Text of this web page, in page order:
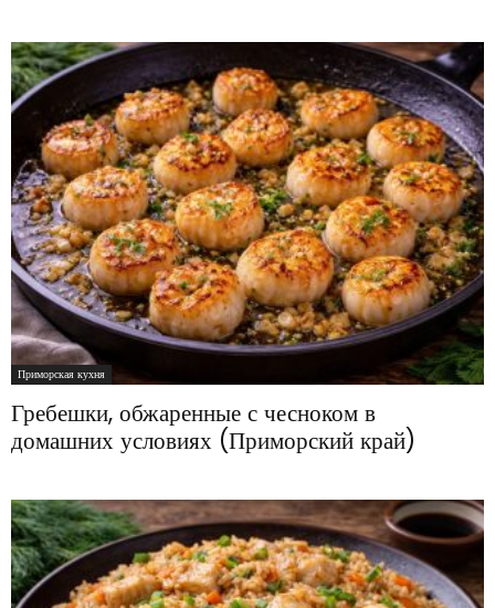
Приморская кухня
Гребешки, обжаренные с чесноком в
домашних условиях (Приморский край)